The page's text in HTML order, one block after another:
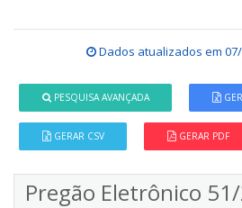
Dados atualizados em
PESQUISA AVANÇADA
GERAR CSV GERAR PDF
Pregão Eletrônico